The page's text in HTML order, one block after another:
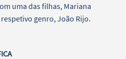
uma das filhas, Mariana
genro, João Rijo.